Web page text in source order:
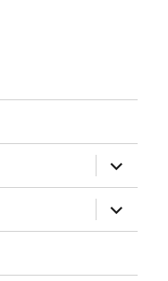
ouvrir
le
sous-
menu
ouvrir
le
sous-